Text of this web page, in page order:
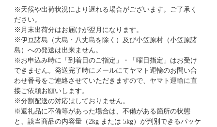
※天候や出荷状況により遅れる場合がございます。ご了承く
ださい。
※月末出荷分はお届けが翌月になります。
※伊豆諸島（大島・八丈島を除く）及び小笠原村（小笠原諸
島）への発送は出来ません。
※お申込み時に「到着日のご指定」・「曜日指定」はお受け
できません。発送完了時にメールにてヤマト運輸のお問い合
わせ番号をご連絡させていただきますので、ヤマト運輸に直
接ご依頼お願いします。
※分割配送の対応はしておりません。
※返礼品に不備等があった場合は、不備がある箇所の状態
と、該当商品の内容量（2kg または 5kg）が判別できるパッケ